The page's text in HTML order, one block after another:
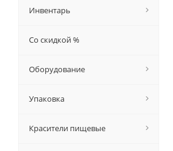
Инвентарь
Со скидкой %
Оборудование
Упаковка
Красители пищевые